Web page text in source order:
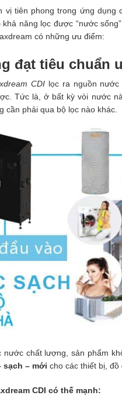
vị tiên phong trong ứng dụng
năng lọc được “nước
có những ưu điểm:
đạt tiêu chuẩn
CDIlọc ra nguồn nước
Tức là, ở bất kỳ vòi nước
cần phải qua bộ lọc nào khác.
nước chất lượng, sản phẩm
sạch – mới cho các thiết bị, đồ
CDI có thế mạnh: